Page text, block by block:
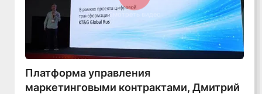
Смотреть видео
Платформа управления
маркетинговыми контрактами, Дмитрий